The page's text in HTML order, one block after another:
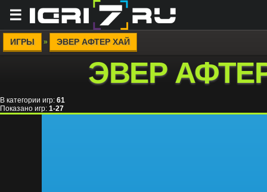
☰
ИГРЫ » ЭВЕР АФТЕР ХАЙ
ЭВЕР
В категории игр: 61
Показано игр: 1-27